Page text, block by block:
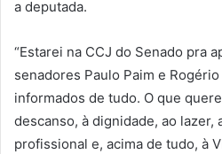
a deputada.
“Estarei na CCJ do Senado pra
senadores Paulo Paim e
informados de tudo. O que
descanso, à dignidade, ao lazer,
profissional e, acima de tudo, à